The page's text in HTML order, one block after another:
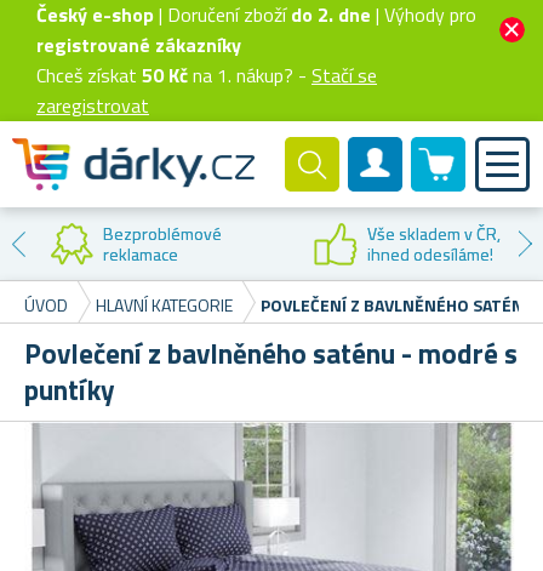
Český e-shop| Doručení zbožído 2. dne | Výhody pro
registrované zákazníky
Chceš získat 50 Kčna 1. nákup? - Stačí se
zaregistrovat
Zákaznický účet
0 produktů
Bezproblémové
reklamace
Vše skladem v ČR,
ihned odesíláme!
ÚVOD
HLAVNÍ KATEGORIE POVLEČENÍ Z BAVLNĚNÉHO
Povlečení z bavlněného saténu - modré s
puntíky